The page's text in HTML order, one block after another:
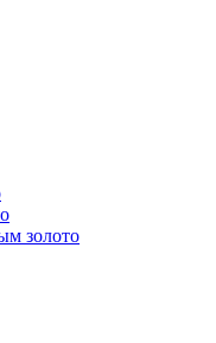
золото